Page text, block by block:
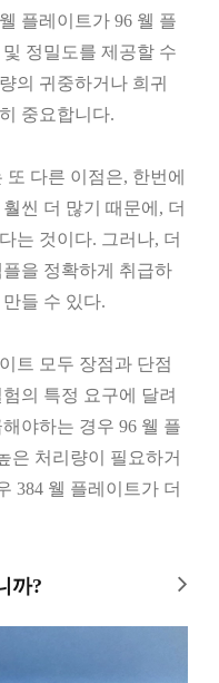
플레이트가 96 웰 플
정밀도를 제공할 수
의 귀중하거나 희귀
중요합니다.
다른 이점은, 한번에
씬 더 많기 때문에, 더
는 것이다. 그러나, 더
을 정확하게 취급하
들 수 있다.
트 모두 장점과 단점
의 특정 요구에 달려
야하는 경우 96 웰 플
은 처리량이 필요하거
384 웰 플레이트가 더
까?